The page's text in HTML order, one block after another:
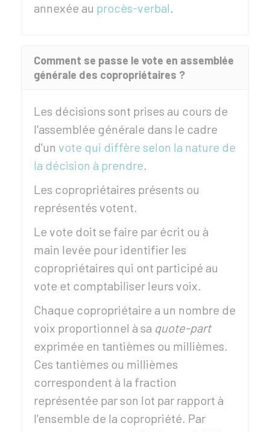
annexée au procès-verbal.
Comment se passe le vote en assemblée
générale des copropriétaires ?
Les décisions sont prises au cours de
l'assemblée générale dans le cadre
d'un vote qui diffère selon la nature de
la décision à prendre.
Les copropriétaires présents ou
représentés votent.
Le vote doit se faire par écrit ou à
main levée pour identifier les
copropriétaires qui ont participé au
vote et comptabiliser leurs voix.
Chaque copropriétaire a un nombre de
voix proportionnel à sa quote-part
exprimée en tantièmes ou millièmes.
Ces tantièmes ou millièmes
correspondent à la fraction
représentée par son lot par rapport à
l'ensemble de la copropriété. Par